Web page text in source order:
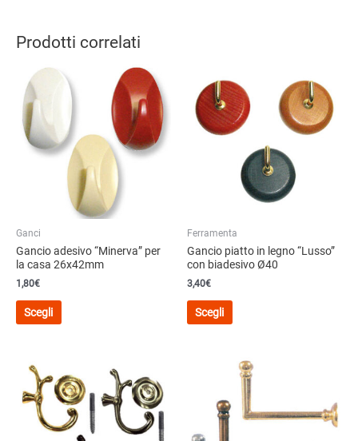
Prodotti correlati
Ganci
Gancio adesivo “Minerva” per
la casa 26x42mm
1,80€
Scegli
Questo
prodotto
varianti.
Le
opzioni
possono
Ferramenta
Gancio piatto in legno “Lusso”
con biadesivo Ø40
3,40€
Scegli
Questo
prodotto
varianti.
Le
opzioni